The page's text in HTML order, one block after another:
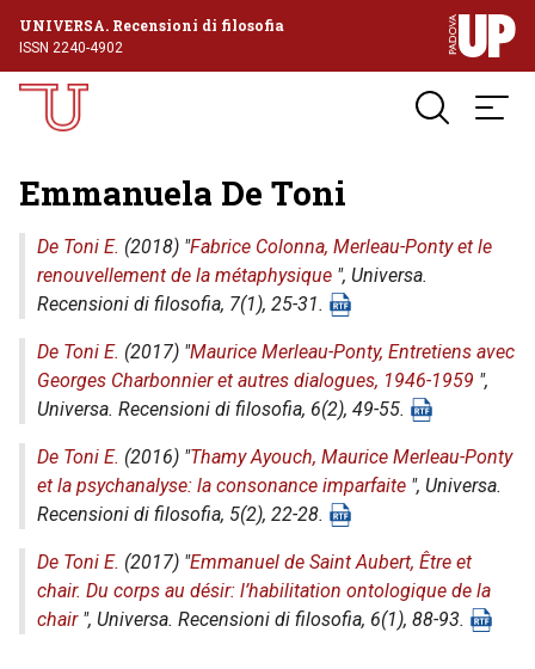
UNIVERSA. Recensioni di filosofia
ISSN 2240-4902
Emmanuela De Toni
De Toni E. (2018) "Fabrice Colonna, Merleau-Ponty et le
renouvellement de la métaphysique ", Universa.
Recensioni di filosofia, 7(1), 25-31.
De Toni E. (2017) "Maurice Merleau-Ponty, Entretiens avec
Georges Charbonnier et autres dialogues, 1946-1959 ",
Universa. Recensioni di filosofia, 6(2), 49-55.
De Toni E. (2016) "Thamy Ayouch, Maurice Merleau-Ponty
et la psychanalyse: la consonance imparfaite ", Universa.
Recensioni di filosofia, 5(2), 22-28.
De Toni E. (2017) "Emmanuel de Saint Aubert, Être et
chair. Du corps au désir: l’habilitation ontologique de la
chair", Universa. Recensioni di filosofia, 6(1), 88-93.